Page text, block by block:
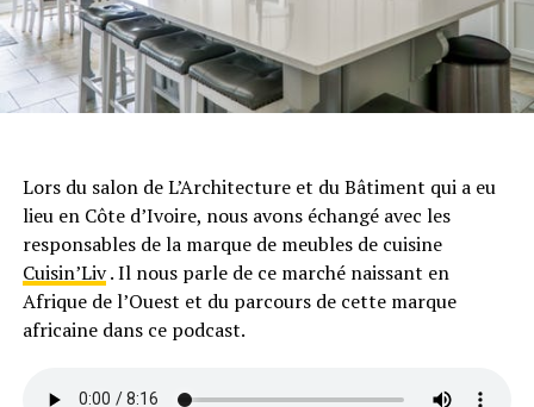
Lors du salon de L’Architecture et du Bâtiment qui a eu
lieu en Côte d’Ivoire, nous avons échangé avec les
responsables de la marque de meubles de cuisine
Cuisin’Liv. Il nous parle de ce marché naissant en
Afrique de l’Ouest et du parcours de cette marque
africaine dans ce podcast.